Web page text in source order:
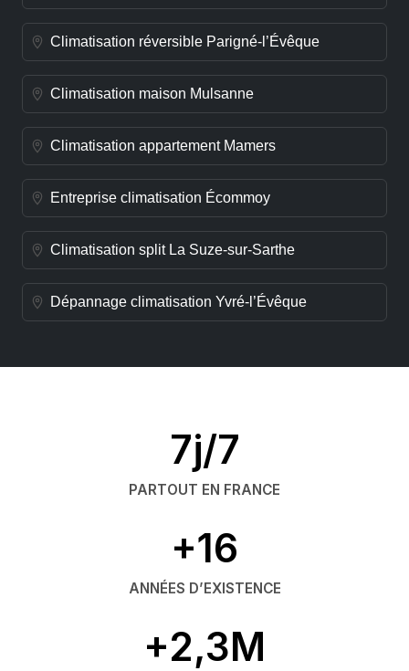
Climatisation réversible Parigné-l’Évêque
Climatisation maison Mulsanne
Climatisation appartement Mamers
Entreprise climatisation Écommoy
Climatisation split La Suze-sur-Sarthe
Dépannage climatisation Yvré-l’Évêque
7j/7
PARTOUT EN FRANCE
+16
ANNÉES D’EXISTENCE
+2,3M